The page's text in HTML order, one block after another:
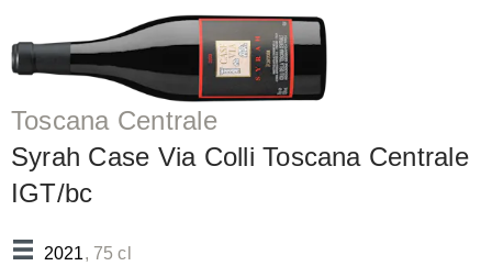
Toscana Centrale
Syrah Case Via Colli Toscana Centrale
IGT/bc
2021, 75 cl